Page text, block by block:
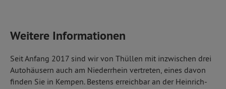
Verkaufsberater Kempen
0 21 52/91 23-36
0 21 52/91 23-33
Nicole van der Vleut
Serviceassistentin
Weitere Informationen
Seit Anfang 2017 sind wir von Thüllen mit inzwischen drei
Autohäusern auch am Niederrhein vertreten, eines davon
finden Sie in Kempen. Bestens erreichbar an der Heinrich-